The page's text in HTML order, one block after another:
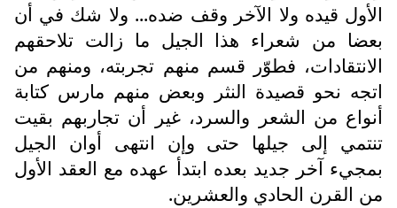
الأول قيده ولا الآخر وقف ضده... ولا شك في أن
بعضا من شعراء هذا الجيل ما زالت تلاحقهم
الانتقادات، فطوّر قسم منهم تجربته، ومنهم من
اتجه نحو قصيدة النثر وبعض منهم مارس كتابة
أنواع من الشعر والسرد، غير أن تجاربهم بقيت
تنتمي إلى جيلها حتى وإن انتهى أوان الجيل
بمجيء آخر جديد بعده ابتدأ عهده مع العقد الأول
من القرن الحادي والعشرين.